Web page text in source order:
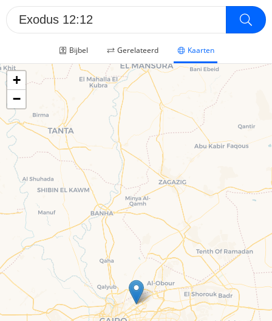
Bijbel Gerelateerd Kaarten
+
−